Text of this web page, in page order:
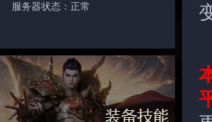
服务器状态：正常